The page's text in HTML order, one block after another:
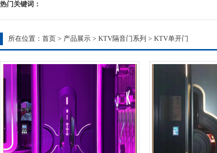
热门关键词：
所在位置： 首页 > 产品展示 > KTV隔音门系列 > KTV单开门